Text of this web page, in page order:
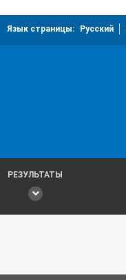
Язык страницы: Русский
РЕЗУЛЬТАТЫ